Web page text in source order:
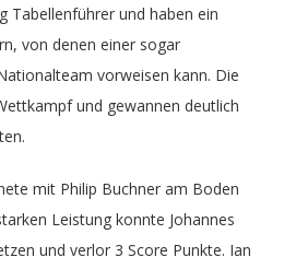
Tabellenführer und haben ein
von denen einer sogar
vorweisen kann. Die
und gewannen deutlich
mit Philip Buchner am Boden
Leistung konnte Johannes
und verlor 3 Score Punkte. Ian